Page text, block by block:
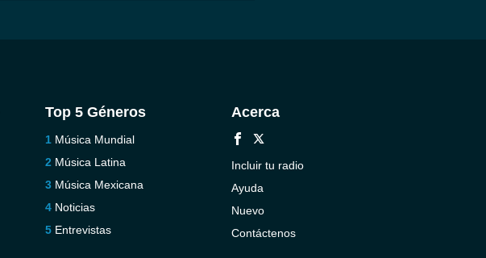
Top 5 Géneros
Música Mundial
Música Latina
Música Mexicana
Noticias
Entrevistas
Acerca
Incluir tu radio
Ayuda
Nuevo
Contáctenos